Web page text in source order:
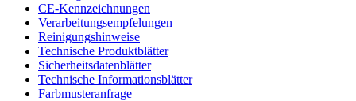
CE-Kennzeichnungen
Verarbeitungsempfelungen
Reinigungshinweise
Technische Produktblätter
Sicherheitsdatenblätter
Technische Informationsblätter
Farbmusteranfrage